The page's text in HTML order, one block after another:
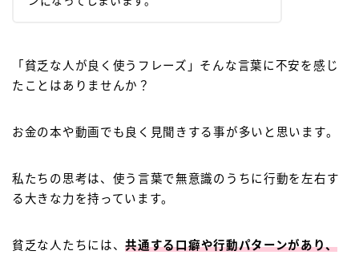
「貧乏な人が良く使うフレーズ」そんな言葉に不安を感じ
たことはありませんか？
お金の本や動画でも良く見聞きする事が多いと思います。
私たちの思考は、使う言葉で無意識のうちに行動を左右す
る大きな力を持っています。
貧乏な人たちには、共通する口癖や行動パターンがあり、